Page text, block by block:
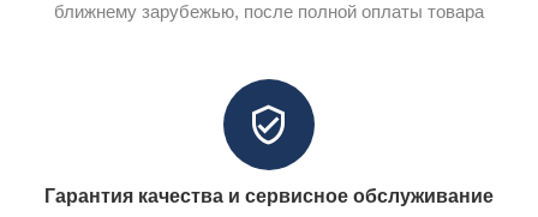
ближнему зарубежью, после полной оплаты товара
Гарантия качества и сервисное обслуживание